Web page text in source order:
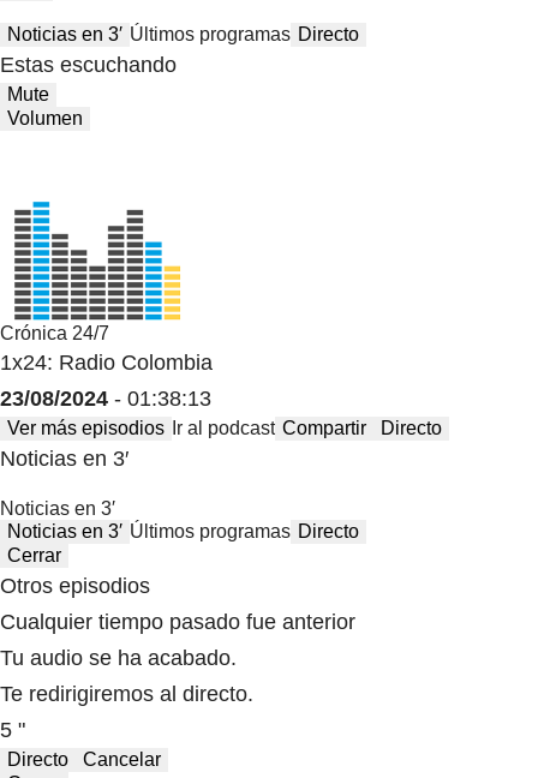
Noticias en 3′ Últimos programas Directo
Estas escuchando
Mute
Volumen
Crónica 24/7
1x24: Radio Colombia
23/08/2024 - 01:38:13
Ver más episodios Ir al podcast Compartir Directo
Noticias en 3′
Noticias en 3′
Noticias en 3′ Últimos programas Directo
Cerrar
Otros episodios
Cualquier tiempo pasado fue anterior
Tu audio se ha acabado.
Te redirigiremos al directo.
5 "
Directo
Cancelar